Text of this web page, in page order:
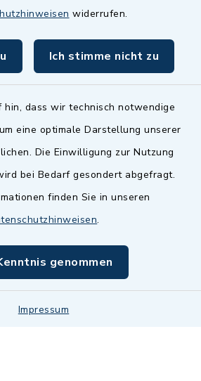
widerrufen.
Ich stimme nicht zu
dass wir technisch notwendige
eine optimale Darstellung unserer
Die Einwilligung zur Nutzung
bei Bedarf gesondert abgefragt.
finden Sie in unseren
.
genommen
Impressum
Impressum
Sitemap